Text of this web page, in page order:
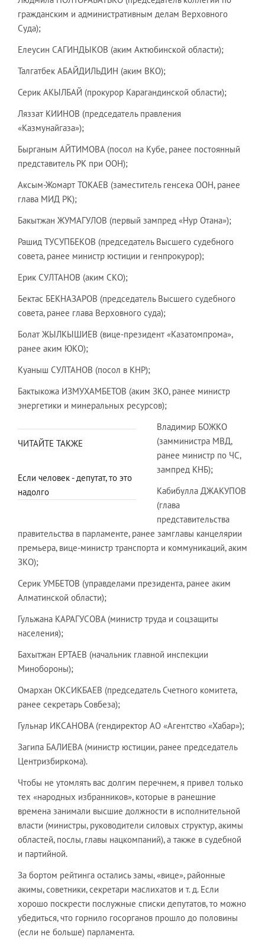
гражданским и административным делам Верховного
Суда);
Елеусин САГИНДЫКОВ (аким Актюбинской области);
Талгатбек АБАЙДИЛЬДИН (аким ВКО);
Серик АКЫЛБАЙ (прокурор Карагандинской области);
Ляззат КИИНОВ (председатель правления
«Казмунайгаза»);
Бырганым АЙТИМОВА (посол на Кубе, ранее постоянный
представитель РК при ООН);
Аксым-Жомарт ТОКАЕВ (заместитель генсека ООН, ранее
глава МИД РК);
Бакытжан ЖУМАГУЛОВ (первый зампред «Нур Отана»);
Рашид ТУСУПБЕКОВ (председатель Высшего судебного
совета, ранее министр юстиции и генпрокурор);
Ерик СУЛТАНОВ (аким СКО);
Бектас БЕКНАЗАРОВ (председатель Высшего судебного
совета, ранее глава Верховного суда);
Болат ЖЫЛКЫШИЕВ (вице-президент «Казатомпрома»,
ранее аким ЮКО);
Куаныш СУЛТАНОВ (посол в КНР);
Бактыкожа ИЗМУХАМБЕТОВ (аким ЗКО, ранее министр
энергетики и минеральных ресурсов);
ЧИТАЙТЕ ТАКЖЕ
Если человек - депутат, то это
надолго
Владимир БОЖКО
(замминистра МВД,
ранее министр по ЧС,
зампред КНБ);
Кабибулла ДЖАКУПОВ
(глава
представительства
правительства в парламенте, ранее замглавы канцелярии
премьера, вице-министр транспорта и коммуникаций, аким
ЗКО);
Серик УМБЕТОВ (управделами президента, ранее аким
Алматинской области);
Гульжана КАРАГУСОВА (министр труда и соцзащиты
населения);
Бахытжан ЕРТАЕВ (начальник главной инспекции
Минобороны);
Омархан ОКСИКБАЕВ (председатель Счетного комитета,
ранее секретарь Совбеза);
Гульнар ИКСАНОВА (гендиректор АО «Агентство «Хабар»);
Загипа БАЛИЕВА (министр юстиции, ранее председатель
Центризбиркома).
Чтобы не утомлять вас долгим перечнем, я привел только
тех «народных избранников», которые в ранешние
времена занимали высшие должности в исполнительной
власти (министры, руководители силовых структур, акимы
областей, послы, главы нацкомпаний), а также в судебной
и партийной.
За бортом рейтинга остались замы, «вице», районные
акимы, советники, секретари маслихатов и т. д. Если
хорошо поскрести послужные списки депутатов, то можно
убедиться, что горнило госорганов прошло до половины
(если не больше) парламента.